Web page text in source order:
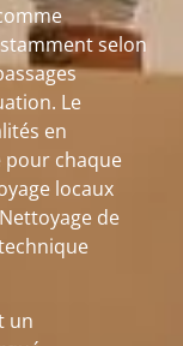
selon
Le
en
chaque
locaux
de
un